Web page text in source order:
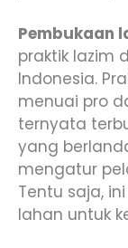
Pembukaan
praktik lazim
Indonesia.
menuai pro
ternyata
yang
mengatur
Tentu saja,
lahan untuk